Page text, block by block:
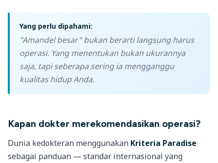
Yang perlu dipahami:
"Amandel besar" bukan berarti langsung harus
operasi. Yang menentukan bukan ukurannya
saja, tapi seberapa sering ia mengganggu
kualitas hidup Anda.
Kapan dokter merekomendasikan operasi?
Dunia kedokteran menggunakan Kriteria Paradise
sebagai panduan — standar internasional yang